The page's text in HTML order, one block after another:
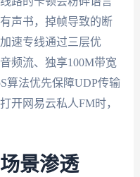
声书，掉帧导致的断
速专线通过三层优
频流、独享100M带宽
算法优先保障UDP传输
网易云私人FM时，
景渗透